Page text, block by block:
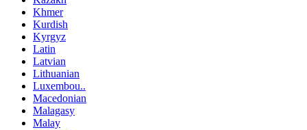
Khmer
Kurdish
Kyrgyz
Latin
Latvian
Lithuanian
Luxembou..
Macedonian
Malagasy
Malay